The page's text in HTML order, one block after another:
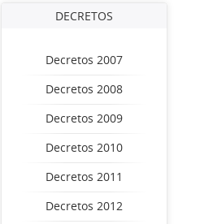
DECRETOS
Decretos 2007
Decretos 2008
Decretos 2009
Decretos 2010
Decretos 2011
Decretos 2012